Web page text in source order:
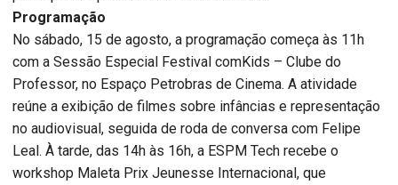
Programação
No sábado, 15 de agosto, a programação começa às 11h
com a Sessão Especial Festival comKids – Clube do
Professor, no Espaço Petrobras de Cinema. A atividade
reúne a exibição de filmes sobre infâncias e representação
no audiovisual, seguida de roda de conversa com Felipe
Leal. À tarde, das 14h às 16h, a ESPM Tech recebe o
workshop Maleta Prix Jeunesse Internacional, que